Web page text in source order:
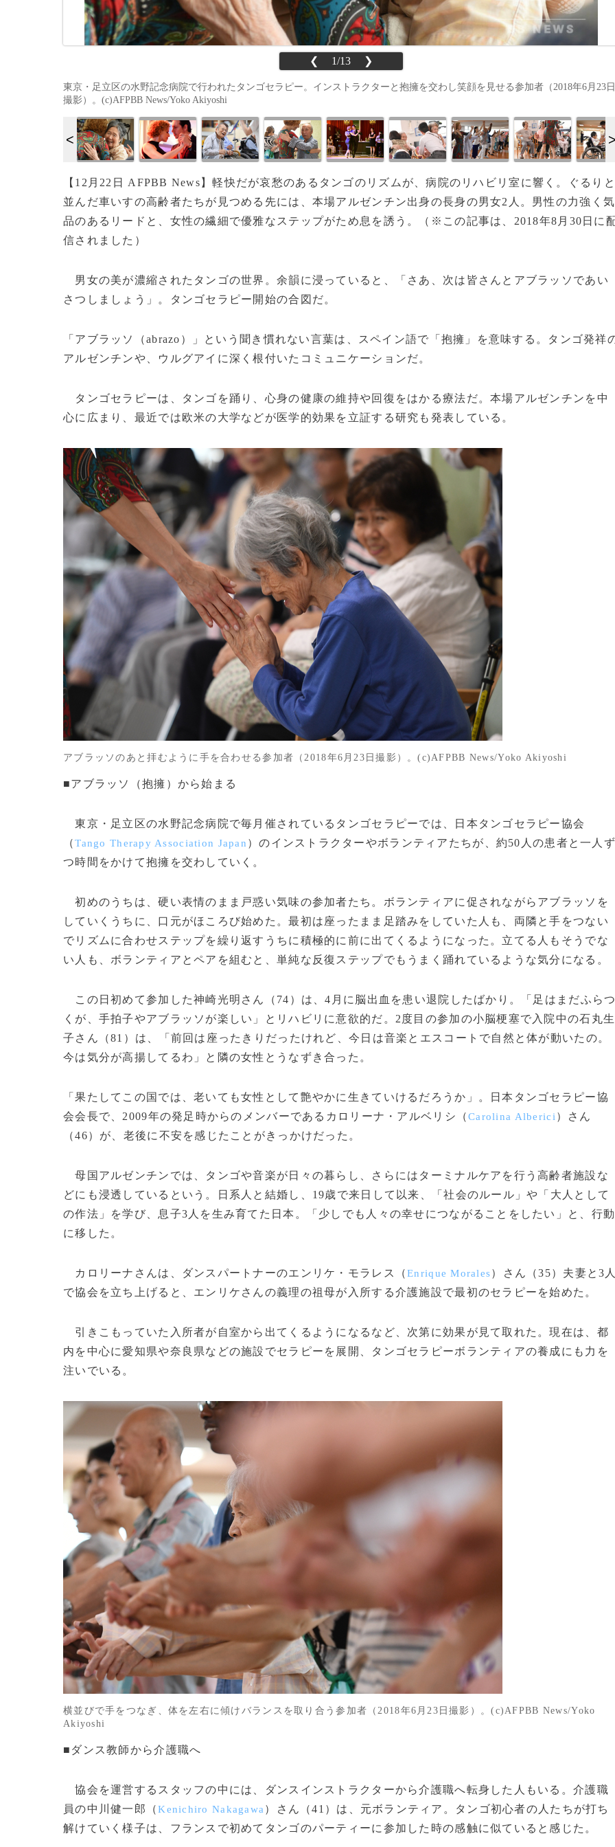
❮ 1/13 ❯
東京・足立区の水野記念病院で行われたタンゴセラピー。インストラクターと抱擁を交わし笑顔を見せる参加者（2018年6月23日
撮影）。(c)AFPBB News/Yoko Akiyoshi
【12月22日 AFPBB News】軽快だが哀愁のあるタンゴのリズムが、病院のリハビリ室に響く。ぐるりと
並んだ車いすの高齢者たちが見つめる先には、本場アルゼンチン出身の長身の男女2人。男性の力強く気
品のあるリードと、女性の繊細で優雅なステップがため息を誘う。
（※この記事は、2018年8月30日に
信されました）
男女の美が濃縮されたタンゴの世界。余韻に浸っていると、「さあ、次は皆さんとアブラッソであい
さつしましょう」。タンゴセラピー開始の合図だ。
「アブラッソ（abrazo）」という聞き慣れない言葉は、スペイン語で「抱擁」を意味する。タンゴ発祥
アルゼンチンや、ウルグアイに深く根付いたコミュニケーションだ。
タンゴセラピーは、タンゴを踊り、心身の健康の維持や回復をはかる療法だ。本場アルゼンチンを中
心に広まり、最近では欧米の大学などが医学的効果を立証する研究も発表している。
アブラッソのあと拝むように手を合わせる参加者（2018年6月23日撮影）。(c)AFPBB News/Yoko Akiyoshi
■アブラッソ（抱擁）から始まる
東京・足立区の水野記念病院で毎月催されているタンゴセラピーでは、日本タンゴセラピー協会
（Tango Therapy Association Japan ）のインストラクターやボランティアたちが、約50人の患者と一人ず
つ時間をかけて抱擁を交わしていく。
初めのうちは、硬い表情のまま戸惑い気味の参加者たち。ボランティアに促されながらアブラッソを
していくうちに、口元がほころび始めた。最初は座ったまま足踏みをしていた人も、両隣と手をつない
でリズムに合わせステップを繰り返すうちに積極的に前に出てくるようになった。立てる人もそうでな
い人も、ボランティアとペアを組むと、単純な反復ステップでもうまく踊れているような気分になる。
この日初めて参加した神崎光明さん（74）は、4月に脳出血を患い退院したばかり。「足はまだふら
くが、手拍子やアブラッソが楽しい」とリハビリに意欲的だ。2度目の参加の小脳梗塞で入院中の石丸生
子さん（81）は、「前回は座ったきりだったけれど、今日は音楽とエスコートで自然と体が動いたの。
今は気分が高揚してるわ」と隣の女性とうなずき合った。
「果たしてこの国では、老いても女性として艶やかに生きていけるだろうか」。日本タンゴセラピー協
会会長で、2009年の発足時からのメンバーであるカロリーナ・アルベリシ（Carolina Alberici ）さん
（46）が、老後に不安を感じたことがきっかけだった。
母国アルゼンチンでは、タンゴや音楽が日々の暮らし、さらにはターミナルケアを行う高齢者施設な
どにも浸透しているという。日系人と結婚し、19歳で来日して以来、「社会のルール」や「大人として
の作法」を学び、息子3人を生み育てた日本。「少しでも人々の幸せにつながることをしたい」と、行動
に移した。
カロリーナさんは、ダンスパートナーのエンリケ・モラレス（Enrique Morales）さん（35）夫妻と3
で協会を立ち上げると、エンリケさんの義理の祖母が入所する介護施設で最初のセラピーを始めた。
引きこもっていた入所者が自室から出てくるようになるなど、次第に効果が見て取れた。現在は、都
内を中心に愛知県や奈良県などの施設でセラピーを展開、タンゴセラピーボランティアの養成にも力を
注いでいる。
横並びで手をつなぎ、体を左右に傾けバランスを取り合う参加者（2018年6月23日撮影）。(c)AFPBB News/Yoko
Akiyoshi
■ダンス教師から介護職へ
協会を運営するスタッフの中には、ダンスインストラクターから介護職へ転身した人もいる。介護職
員の中川健一郎（Kenichiro Nakagawa ）さん（41）は、元ボランティア。タンゴ初心者の人たちが打ち
解けていく様子は、フランスで初めてタンゴのパーティーに参加した時の感触に似ていると感じた。